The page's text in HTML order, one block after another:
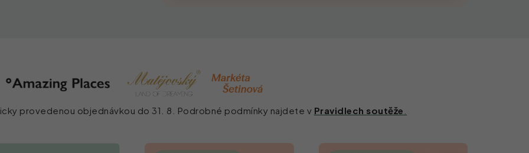
provedenou objednávkou do 31. 8. Podrobné podmínky najdete v Pravidlech soutěže